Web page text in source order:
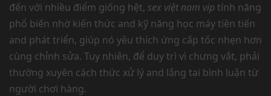
đến với nhiều điểm giống hệt, sex việt nam vip tính năng
phổ biến nhờ kiến thức and kỹ năng học máy tiên tiến
and phát triển, giúp nó yêu thích ứng cấp tốc nhẹn hơn
cùng chỉnh sửa. Tuy nhiên, để duy trì vì chưng vắt, phải
thường xuyên cách thức xử lý and lắng tai bình luận từ
người chơi hàng.